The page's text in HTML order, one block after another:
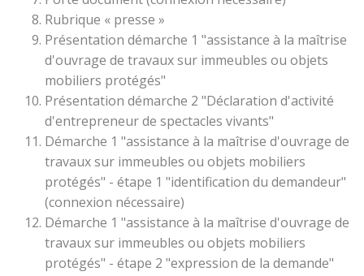
Rubrique « presse »
Présentation démarche 1 "assistance à la maîtrise
d'ouvrage de travaux sur immeubles ou objets
mobiliers protégés"
Présentation démarche 2 "Déclaration d'activité
d'entrepreneur de spectacles vivants"
Démarche 1 "assistance à la maîtrise d'ouvrage de
travaux sur immeubles ou objets mobiliers
protégés" - étape 1 "identification du demandeur"
(connexion nécessaire)
Démarche 1 "assistance à la maîtrise d'ouvrage de
travaux sur immeubles ou objets mobiliers
protégés" - étape 2 "expression de la demande"